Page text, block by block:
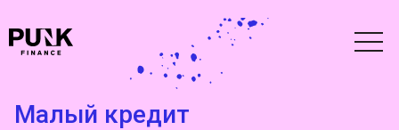
Малый кредит